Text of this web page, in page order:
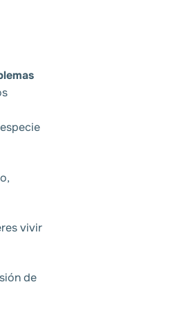
vivir
de